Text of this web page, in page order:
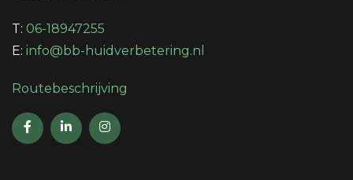
T: 06-18947255
E: info@bb-huidverbetering.nl
Routebeschrijving